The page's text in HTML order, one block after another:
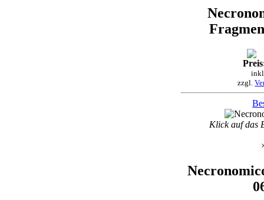
zzgl.
Klick auf das